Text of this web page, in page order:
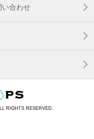
い合わせ
RIGHTS RESERVED.